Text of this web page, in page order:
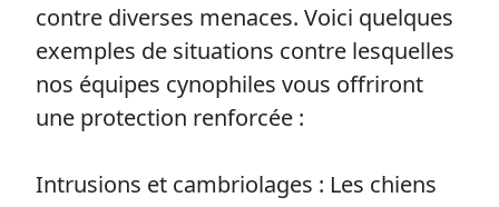
contre diverses menaces. Voici quelques
exemples de situations contre lesquelles
nos équipes cynophiles vous offriront
une protection renforcée :
Intrusions et cambriolages : Les chiens